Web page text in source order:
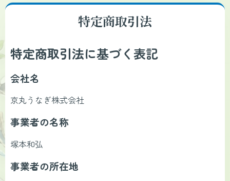
特定商取引法
特定商取引法に基づく表記
会社名
京丸うなぎ株式会社
事業者の名称
塚本和弘
事業者の所在地